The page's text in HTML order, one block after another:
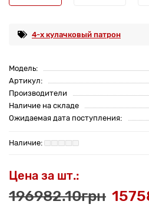
4-х кулачковый патрон
Модель:
Артикул:
Производители
Наличие на складе
Ожидаемая дата поступления:
Цена за шт.:
196982.10грн